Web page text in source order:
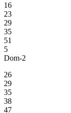
16
23
29
35
51
5
Dom-2
26
29
35
38
47